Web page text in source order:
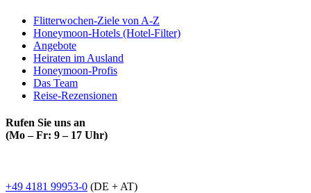
Flitterwochen-Ziele von A-Z
Honeymoon-Hotels (Hotel-Filter)
Angebote
Heiraten im Ausland
Honeymoon-Profis
Das Team
Reise-Rezensionen
Rufen Sie uns an
(Mo – Fr: 9 – 17 Uhr)
+49 4181 99953-0 (DE + AT)